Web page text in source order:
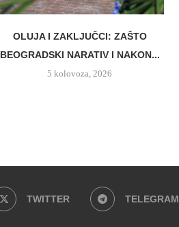
OLUJA I ZAKLJUČCI: ZAŠTO
BEOGRADSKI NARATIV I NAKON...
5 kolovoza, 2026
TWITTER TELEGRAM